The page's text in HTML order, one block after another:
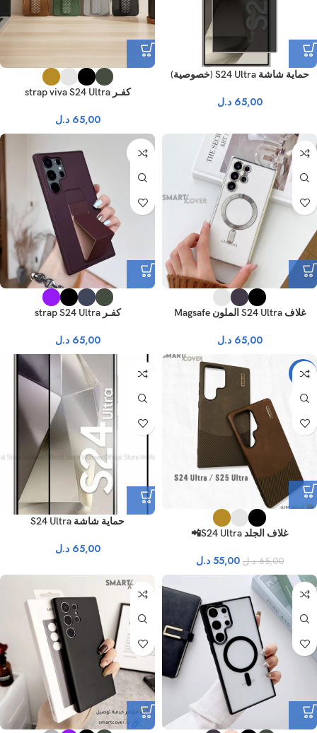
حماية شاشة S24 Ultra (خصوصية)
65,00 د.ل
كفـر strap viva S24 Ultra
65,00 د.ل
غلاف S24 Ultra الملون Magsafe
65,00 د.ل
نفذ
كفـر strap S24 Ultra
65,00 د.ل
-15%
نفذ
غلاف الجلد S24 Ultra📲
65,00 د.ل 55,00 د.ل
حماية شاشة S24 Ultra
65,00 د.ل